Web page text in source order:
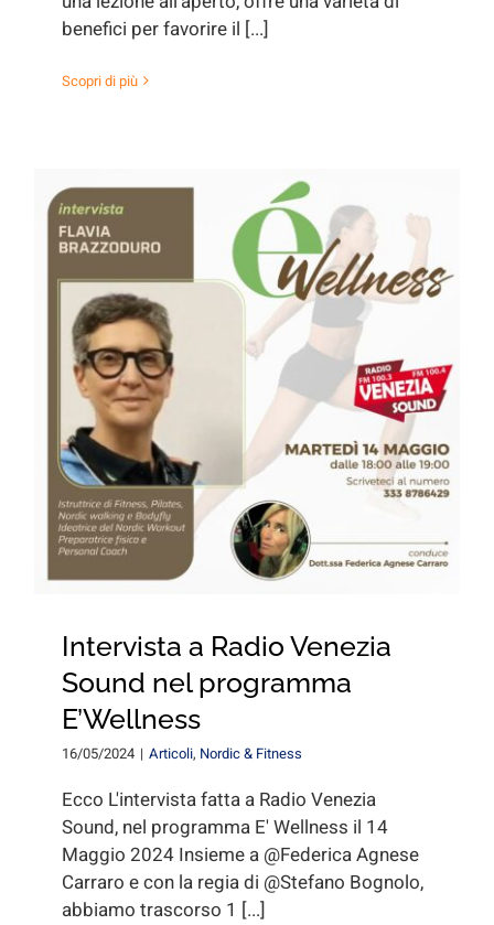
benefici per favorire il [...]
Scopri di più
Intervista a Radio Venezia
Sound nel programma
E’Wellness
16/05/2024 | Articoli, Nordic & Fitness
Ecco L'intervista fatta a Radio Venezia
Sound, nel programma E' Wellness il 14
Maggio 2024 Insieme a @Federica Agnese
Carraro e con la regia di @Stefano Bognolo,
abbiamo trascorso 1 [...]